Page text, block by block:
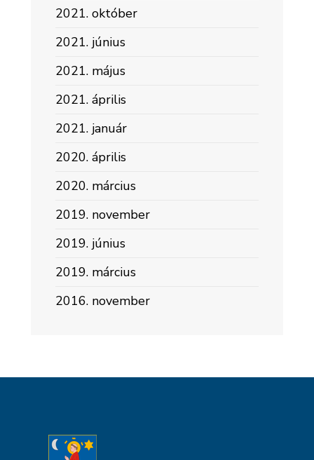
2021. október
2021. június
2021. május
2021. április
2021. január
2020. április
2020. március
2019. november
2019. június
2019. március
2016. november